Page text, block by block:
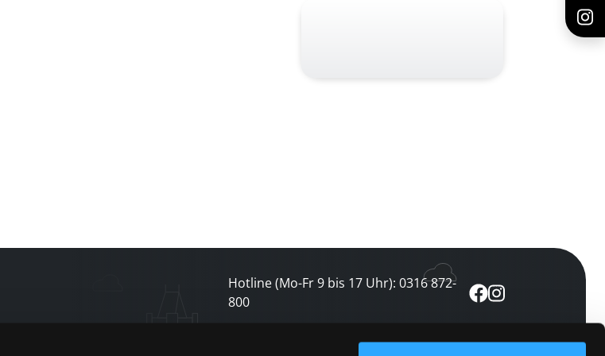
Hotline (Mo-Fr 9 bis 17 Uhr): 0316 872-
800